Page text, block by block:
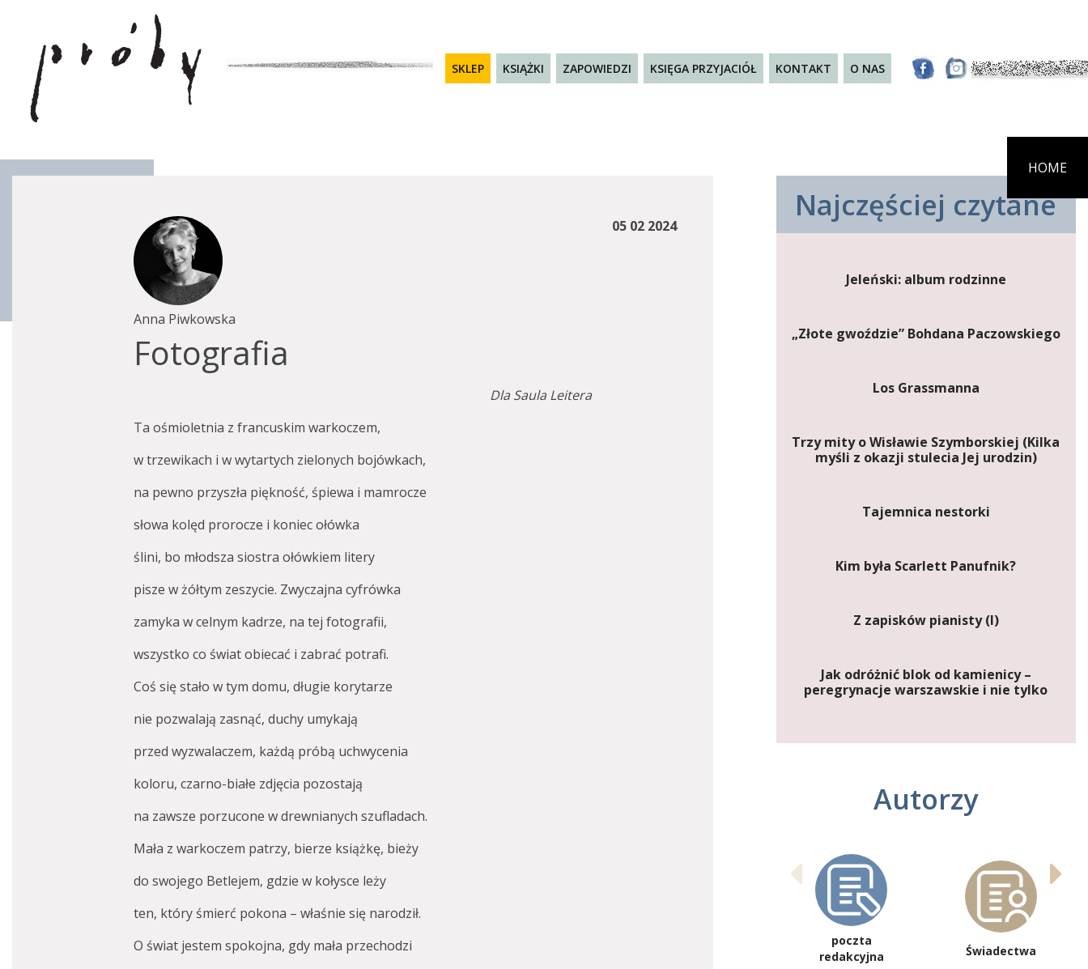
SKLEP KSIĄŻKI ZAPOWIEDZI KSIĘGA PRZYJACIÓŁ KONTAKT O NAS
HOME
05 02 2024
Anna Piwkowska
Fotografia
Dla Saula Leitera
Ta ośmioletnia z francuskim warkoczem,
w trzewikach i w wytartych zielonych bojówkach,
na pewno przyszła piękność, śpiewa i mamrocze
słowa kolęd prorocze i koniec ołówka
ślini, bo młodsza siostra ołówkiem litery
pisze w żółtym zeszycie. Zwyczajna cyfrówka
zamyka w celnym kadrze, na tej fotografii,
wszystko co świat obiecać i zabrać potrafi.
Coś się stało w tym domu, długie korytarze
nie pozwalają zasnąć, duchy umykają
przed wyzwalaczem, każdą próbą uchwycenia
koloru, czarno-białe zdjęcia pozostają
na zawsze porzucone w drewnianych szufladach.
Mała z warkoczem patrzy, bierze książkę, bieży
do swojego Betlejem, gdzie w kołysce leży
ten, który śmierć pokona – właśnie się narodził.
O świat jestem spokojna, gdy mała przechodzi
Najczęściej czytane
Jeleński: album rodzinne
„Złote gwoździe” Bohdana Paczowskiego
Los Grassmanna
Trzy mity o Wisławie Szymborskiej (Kilka
myśli z okazji stulecia Jej urodzin)
Tajemnica nestorki
Kim była Scarlett Panufnik?
Z zapisków pianisty (I)
Jak odróżnić blok od kamienicy –
peregrynacje warszawskie i nie tylko
Autorzy
poczta
redakcyjna
Świadectwa